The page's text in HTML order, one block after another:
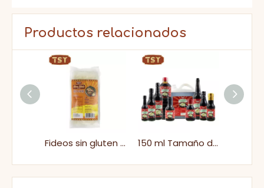
Productos relacionados
Fideos sin gluten helados deliciosos palitos de arroz de camarón salteado casero 150 ml Tamaño de viaje de viaje saludable salsa de soya vegana sin gluten